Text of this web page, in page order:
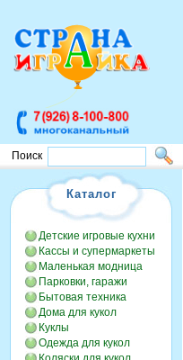
Поиск
Каталог
Детские игровые кухни
Кассы и супермаркеты
Маленькая модница
Парковки, гаражи
Бытовая техника
Дома для кукол
Куклы
Одежда для кукол